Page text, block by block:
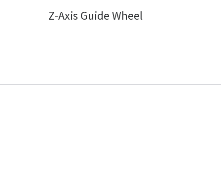
Z-Axis Guide Wheel